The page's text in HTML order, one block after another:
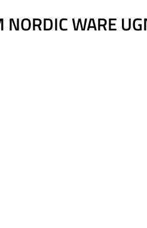
WARE